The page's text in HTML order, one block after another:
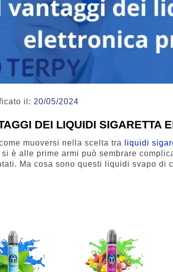
il: 20/05/2024
DEI LIQUIDI SIGARETTA
muoversi nella scelta tra liquidi
si è alle prime armi può sembrare
Ma cosa sono questi liquidi svapo di